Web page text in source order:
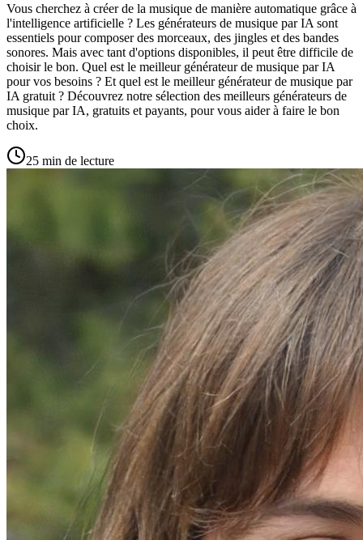
Vous cherchez à créer de la musique de manière automatique grâce à
l'intelligence artificielle ? Les générateurs de musique par IA sont
essentiels pour composer des morceaux, des jingles et des bandes
sonores. Mais avec tant d'options disponibles, il peut être difficile de
choisir le bon. Quel est le meilleur générateur de musique par IA
pour vos besoins ? Et quel est le meilleur générateur de musique par
IA gratuit ? Découvrez notre sélection des meilleurs générateurs de
musique par IA, gratuits et payants, pour vous aider à faire le bon
choix.
25 min de lecture